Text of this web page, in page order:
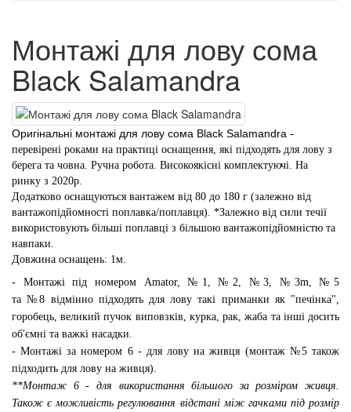
Монтажі для лову сома
Black Salamandra
Оригінальні монтажі для лову сома Black Salamandra -
перевірені роками на практиці оснащення, які підходять для лову з
берега та човна. Ручна робота. Високоякісні комплектуючі. На
ринку з 2020р.
Додатково оснащуються вантажем від 80 до 180 г (залежно від
вантажопідйомності поплавка/поплавця). *Залежно від сили течії
використовують більші поплавці з більшою вантажопідйомністю та
навпаки.
Довжина оснащень: 1м.
- Монтажі під номером Amator, №1, №2, №3, №3m, №5
та №8 відмінно підходять для лову такі приманки як "печінка",
горобець, великий пучок виповзків, курка, рак, жаба та інші досить
об'ємні та важкі насадки.
- Монтажі за номером 6 - для лову на живця (монтаж №5 також
підходить для лову на живця).
**Монтаж 6 - для використання більшого за розміром живця.
Також є можливість регулювання відстані між гачками під розмір